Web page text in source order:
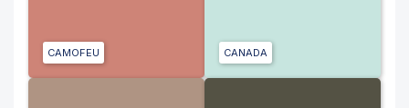
CAMOFEU CANADA